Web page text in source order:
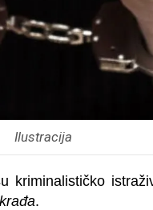
Ilustracija
kriminalističko
.